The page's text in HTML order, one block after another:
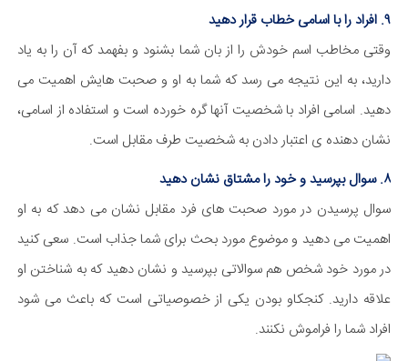
۹. افراد را با اسامی خطاب قرار دهید
وقتی مخاطب اسم خودش را از بان شما بشنود و بفهمد که آن را به یاد
دارید، به این نتیجه می رسد که شما به او و صحبت هایش اهمیت می
دهید. اسامی افراد با شخصیت آنها گره خورده است و استفاده از اسامی،
نشان دهنده ی اعتبار دادن به شخصیت طرف مقابل است.
۸. سوال بپرسید و خود را مشتاق نشان دهید
سوال پرسیدن در مورد صحبت های فرد مقابل نشان می دهد که به او
اهمیت می دهید و موضوع مورد بحث برای شما جذاب است. سعی کنید
در مورد خود شخص هم سوالاتی بپرسید و نشان دهید که به شناختن او
علاقه دارید. کنجکاو بودن یکی از خصوصیاتی است که باعث می شود
افراد شما را فراموش نکنند.​